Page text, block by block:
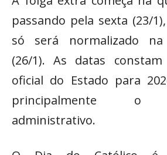
passando pela sexta (23/
só será normalizado na
(26/1). As datas
oficial do Estado para
principalmente o
administrativo.